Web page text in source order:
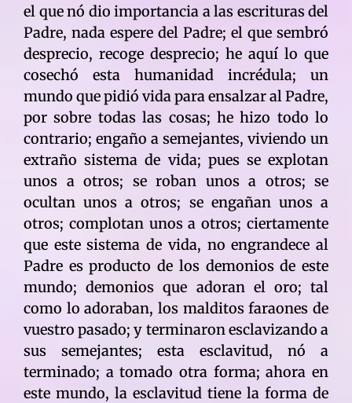
el que nó dio importancia a las escrituras del
Padre, nada espere del Padre; el que sembró
desprecio, recoge desprecio; he aquí lo que
cosechó esta humanidad incrédula; un
mundo que pidió vida para ensalzar al Padre,
por sobre todas las cosas; he hizo todo lo
contrario; engaño a semejantes, viviendo un
extraño sistema de vida; pues se explotan
unos a otros; se roban unos a otros; se
ocultan unos a otros; se engañan unos a
otros; complotan unos a otros; ciertamente
que este sistema de vida, no engrandece al
Padre es producto de los demonios de este
mundo; demonios que adoran el oro; tal
como lo adoraban, los malditos faraones de
vuestro pasado; y terminaron esclavizando a
sus semejantes; esta esclavitud, nó a
terminado; a tomado otra forma; ahora en
este mundo, la esclavitud tiene la forma de